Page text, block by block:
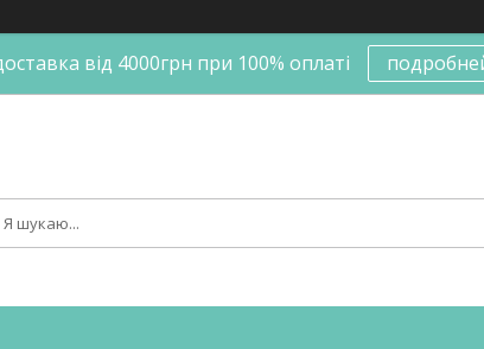
від 4000грн при 100% оплаті